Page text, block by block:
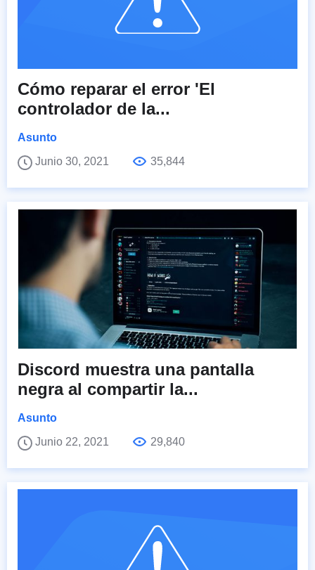
Cómo reparar el error 'El
controlador de la...
Asunto
Junio 30, 2021
35,844
Discord muestra una pantalla
negra al compartir la...
Asunto
Junio 22, 2021
29,840